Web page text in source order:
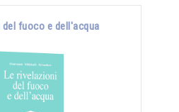
fuoco e dell'acqua